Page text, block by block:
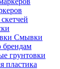
Смывки
брендам
грунтовки
пластика